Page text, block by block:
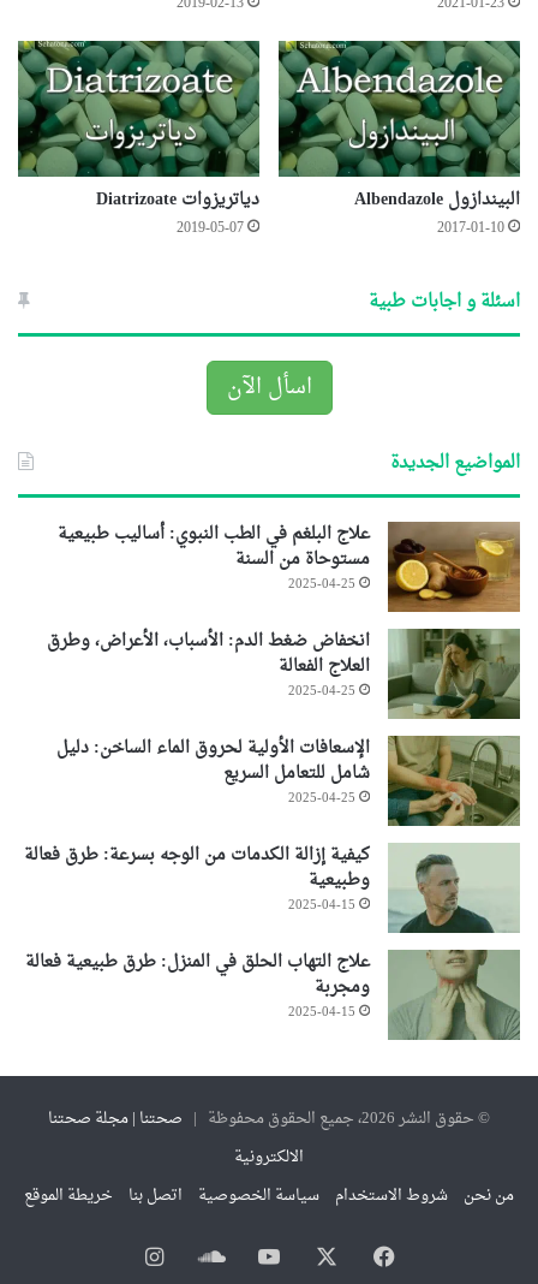
البيندازول Albendazole
2017-01-10
دياتريزوات Diatrizoate
2019-05-07
اسئلة و اجابات طبية
اسأل الآن
المواضيع الجديدة
علاج البلغم في الطب النبوي: أساليب طبيعية
مستوحاة من السنة
2025-04-25
انخفاض ضغط الدم: الأسباب، الأعراض، وطرق
العلاج الفعالة
2025-04-25
الإسعافات الأولية لحروق الماء الساخن: دليل
شامل للتعامل السريع
2025-04-25
كيفية إزالة الكدمات من الوجه بسرعة: طرق فعالة
وطبيعية
2025-04-15
علاج التهاب الحلق في المنزل: طرق طبيعية فعالة
ومجربة
2025-04-15
© حقوق النشر 2026، جميع الحقوق محفوظة |
صحتنا | مجلة صحتنا
الالكترونية
من نحن شروط الاستخدام سياسة الخصوصية اتصل بنا خريطة الموقع
فيسبوك ‫YouTubeساوند